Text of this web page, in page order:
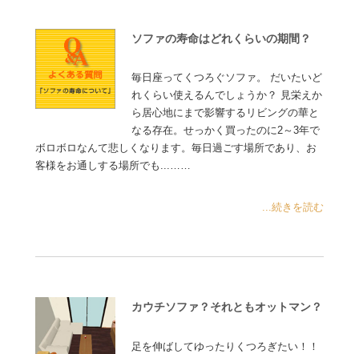
ソファの寿命はどれくらいの期間？
毎日座ってくつろぐソファ。 だいたいど
れくらい使えるんでしょうか？ 見栄えか
ら居心地にまで影響するリビングの華と
なる存在。せっかく買ったのに2～3年で
ボロボロなんて悲しくなります。毎日過ごす場所であり、お
客様をお通しする場所でも...……
...続きを読む
カウチソファ？それともオットマン？
足を伸ばしてゆったりくつろぎたい！！